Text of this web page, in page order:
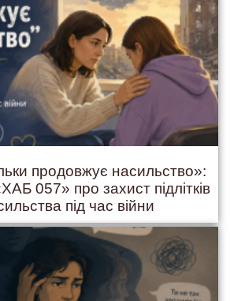
продовжує насильство»:
057» про захист підлітків
під час війни